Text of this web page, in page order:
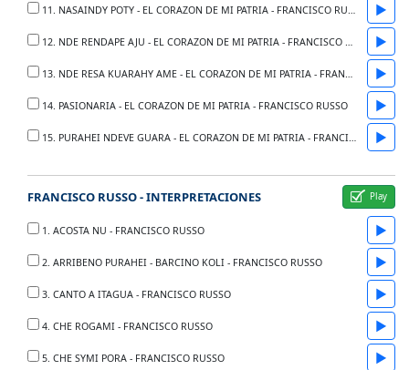
11. NASAINDY POTY - EL CORAZON DE MI PATRIA - FRANCISCO RUSSO ▶
12. NDE RENDAPE AJU - EL CORAZON DE MI PATRIA - FRANCISCO RUSSO ▶
13. NDE RESA KUARAHY AME - EL CORAZON DE MI PATRIA - FRANCISCO RUSSO ▶
14. PASIONARIA - EL CORAZON DE MI PATRIA - FRANCISCO RUSSO ▶
15. PURAHEI NDEVE GUARA - EL CORAZON DE MI PATRIA - FRANCISCO RUSSO ▶
FRANCISCO RUSSO - INTERPRETACIONES
1. ACOSTA NU - FRANCISCO RUSSO ▶
2. ARRIBENO PURAHEI - BARCINO KOLI - FRANCISCO RUSSO ▶
3. CANTO A ITAGUA - FRANCISCO RUSSO ▶
4. CHE ROGAMI - FRANCISCO RUSSO ▶
5. CHE SYMI PORA - FRANCISCO RUSSO ▶